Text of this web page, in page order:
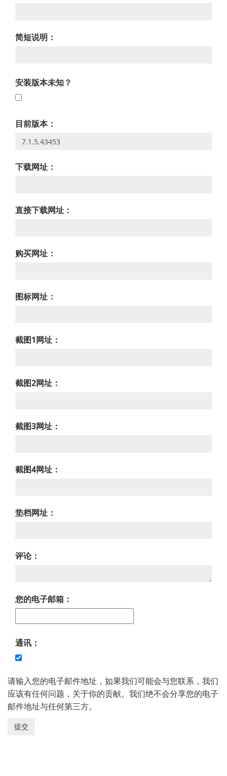
简短说明：
安装版本未知？
目前版本：
下载网址：
直接下载网址：
购买网址：
图标网址：
截图1网址：
截图2网址：
截图3网址：
截图4网址：
垫档网址：
评论：
您的电子邮箱：
通讯：
请输入您的电子邮件地址，如果我们可能会与您联系，我们
应该有任何问题，关于你的贡献。我们绝不会分享您的电子
邮件地址与任何第三方。